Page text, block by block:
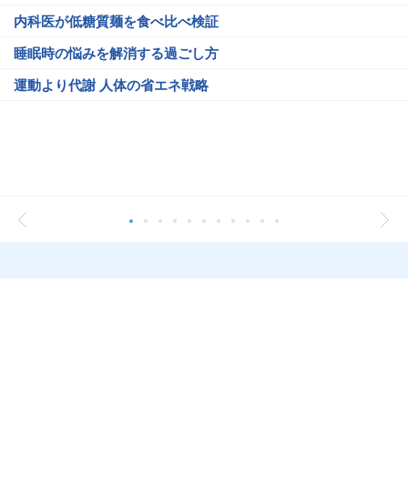
内科医が低糖質麺を食べ比べ検証
睡眠時の悩みを解消する過ごし方
運動より代謝 人体の省エネ戦略